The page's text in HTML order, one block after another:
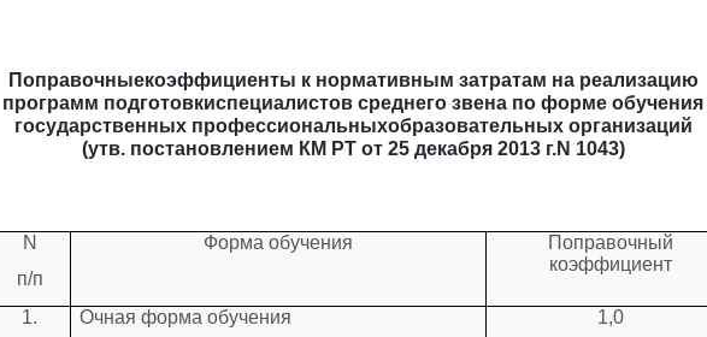
Поправочныекоэффициенты к нормативным затратам на реализацию
программ подготовкиспециалистов среднего звена по форме обучения
государственных профессиональныхобразовательных организаций
(утв. постановлением КМ РТ от 25 декабря 2013 г.N 1043)
N
п/п
Форма обучения
Поправочный
коэффициент
1. Очная форма обучения 1,0